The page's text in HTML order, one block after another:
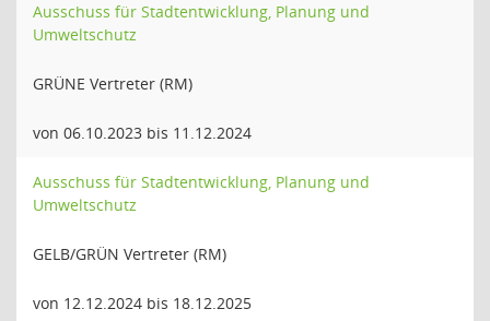
Ausschuss für Stadtentwicklung, Planung und
Umweltschutz
GRÜNE Vertreter (RM)
von 06.10.2023 bis 11.12.2024
Ausschuss für Stadtentwicklung, Planung und
Umweltschutz
GELB/GRÜN Vertreter (RM)
von 12.12.2024 bis 18.12.2025